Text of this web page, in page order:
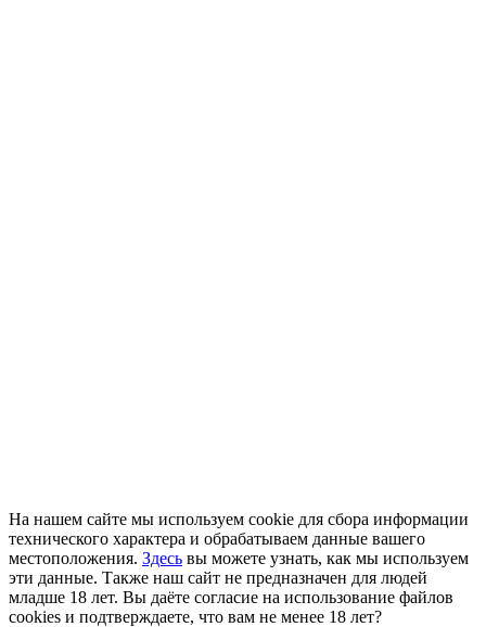
На нашем сайте мы используем cookie для сбора информации
технического характера и обрабатываем данные вашего
местоположения. Здесь вы можете узнать, как мы используем
эти данные. Также наш сайт не предназначен для людей
младше 18 лет. Вы даёте согласие на использование файлов
cookies и подтверждаете, что вам не менее 18 лет?